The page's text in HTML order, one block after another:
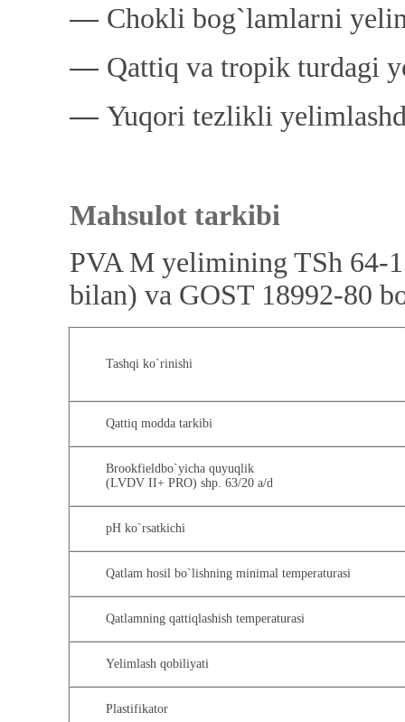
― Chokli bog`lamlarni
― Qattiq va tropik turdagi
― Yuqori tezlikli
Mahsulot tarkibi
PVA M yelimining TSh 64-
bilan) va GOST 18992-80
Tashqi ko`rinishi
Qattiq modda tarkibi
Brookfieldbo`yicha quyuqlik
(LVDV II+ PRO) shp. 63/20 a/d
pH ko`rsatkichi
Qatlam hosil bo`lishning minimal temperaturasi
Qatlamning qattiqlashish temperaturasi
Yelimlash qobiliyati
Plastifikator